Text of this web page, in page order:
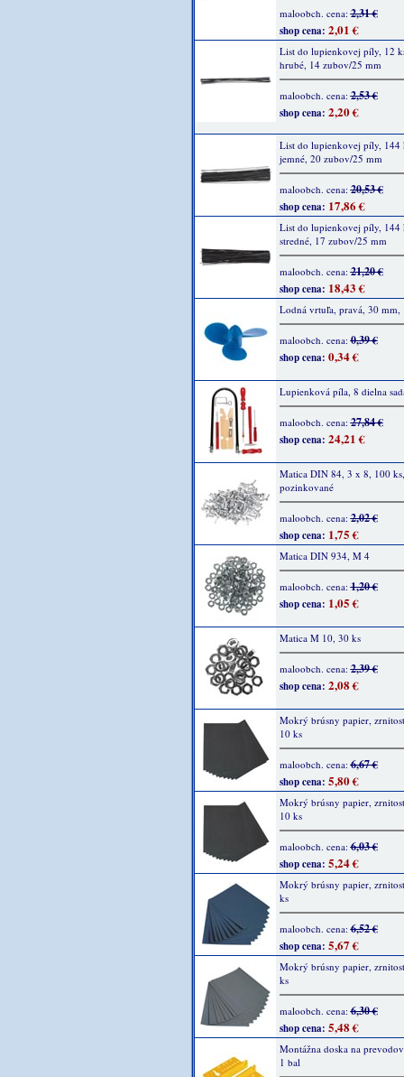
maloobch. cena:2,31 €
shop cena: 2,01 €
List do lupienkovej píly, 12
hrubé, 14 zubov/25 mm
maloobch. cena:2,53 €
shop cena: 2,20 €
List do lupienkovej píly, 144
jemné, 20 zubov/25 mm
maloobch. cena:20,53 €
shop cena: 17,86 €
List do lupienkovej píly, 144
stredné, 17 zubov/25 mm
maloobch. cena:21,20 €
shop cena: 18,43 €
Lodná vrtuľa, pravá, 30 mm,
maloobch. cena:0,39 €
shop cena: 0,34 €
Lupienková píla, 8 dielna
maloobch. cena:27,84 €
shop cena: 24,21 €
Matica DIN 84, 3 x 8, 100 ks,
pozinkované
maloobch. cena:2,02 €
shop cena: 1,75 €
Matica DIN 934, M 4
maloobch. cena:1,20 €
shop cena: 1,05 €
Matica M 10, 30 ks
maloobch. cena:2,39 €
shop cena: 2,08 €
Mokrý brúsny papier,
10 ks
maloobch. cena:6,67 €
shop cena: 5,80 €
Mokrý brúsny papier,
10 ks
maloobch. cena:6,03 €
shop cena: 5,24 €
Mokrý brúsny papier,
ks
maloobch. cena:6,52 €
shop cena: 5,67 €
Mokrý brúsny papier,
ks
maloobch. cena:6,30 €
shop cena: 5,48 €
Montážna doska na
1 bal